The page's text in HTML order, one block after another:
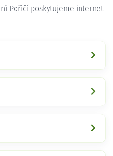
Poříčí poskytujeme internet